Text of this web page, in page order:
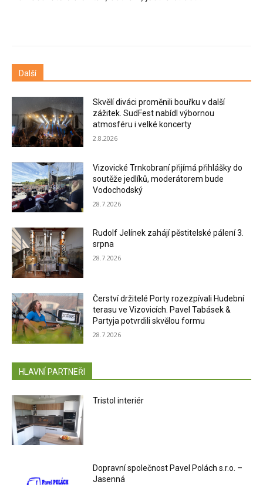
Další
Skvělí diváci proměnili bouřku v další
zážitek. SudFest nabídl výbornou
atmosféru i velké koncerty
2.8.2026
Vizovické Trnkobraní přijímá přihlášky do
soutěže jedlíků, moderátorem bude
Vodochodský
28.7.2026
Rudolf Jelínek zahájí pěstitelské pálení 3.
srpna
28.7.2026
Čerství držitelé Porty rozezpívali Hudební
terasu ve Vizovicích. Pavel Tabásek &
Partyja potvrdili skvělou formu
28.7.2026
HLAVNÍ PARTNEŘI
Tristol interiér
Dopravní společnost Pavel Polách s.r.o. –
Jasenná